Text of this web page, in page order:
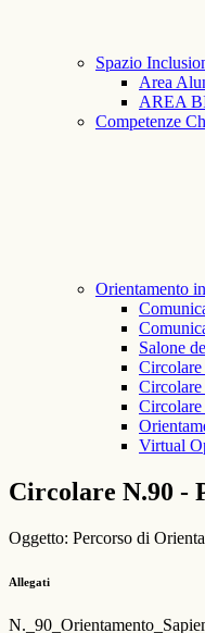
Spazio
Area
AREA
Competenze
Orientamento
Salone
Circolare
Virtual
Circolare N.90 -
Oggetto: Percorso di
Allegati